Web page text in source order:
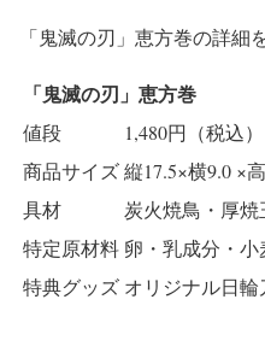
「鬼滅の刃」恵方巻の詳細
「鬼滅の刃」恵方巻
値段
1,480円（税込）
商品サイズ縦17.5×横9.0 ×
具材
炭火焼鳥・厚
特定原材料 卵・乳成分・小
特典グッズ オリジナル日輪